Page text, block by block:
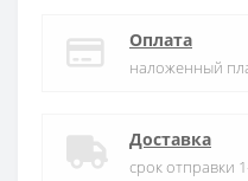
Оплата
наложенный
Доставка
срок отправки